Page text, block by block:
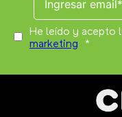
He leído y acepto
marketing *